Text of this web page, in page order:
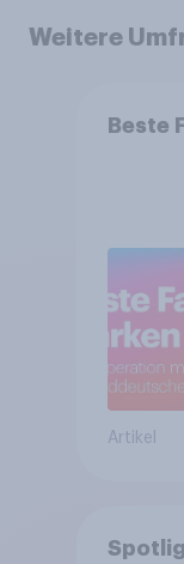
Weitere
Beste
Artikel